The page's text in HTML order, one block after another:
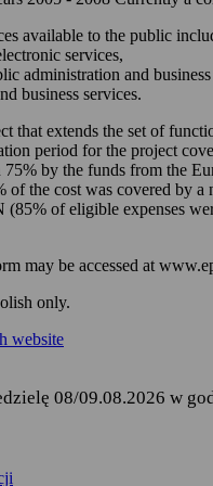
zarządzania Twoim
korzystania z usług
składania podań i
odbierania
przetwarzania danych
Rozporządzenie
fizycznych w związku z
Ustawa z dnia 17 lutego
ust. 1 i 2,
Rozporządzenie Ministra
elektronicznej platformy
Twoich danych jest
available to the public
services,
administration and
business services.
that extends the set of
period for the project
by the funds from the
of the cost was covered by
of eligible expenses
may be accessed at
only.
website
08/09.08.2026 w